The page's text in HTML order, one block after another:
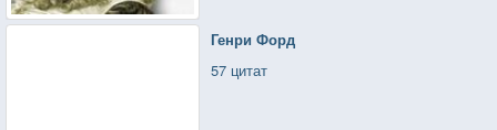
Генри Форд
57 цитат